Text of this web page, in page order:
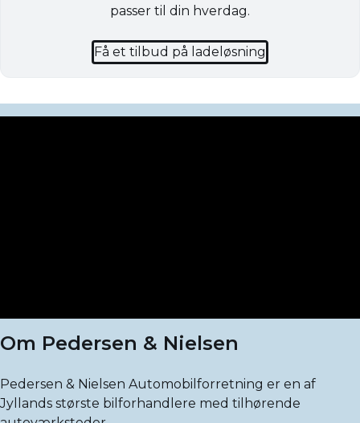
passer til din hverdag.
Få et tilbud på ladeløsning
Om Pedersen & Nielsen
Pedersen & Nielsen Automobilforretning er en af
Jyllands største bilforhandlere med tilhørende